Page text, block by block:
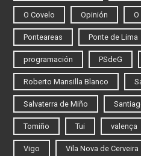
O Covelo Opinión
Ponteareas Ponte de Lima
programación PSdeG
Roberto Mansilla Blanco
Salvaterra de Miño
Tomiño Tui valença
Vigo Vila Nova de Cerveira